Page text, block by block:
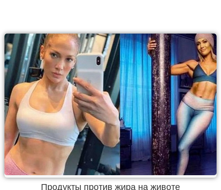
Продукты против жира на животе